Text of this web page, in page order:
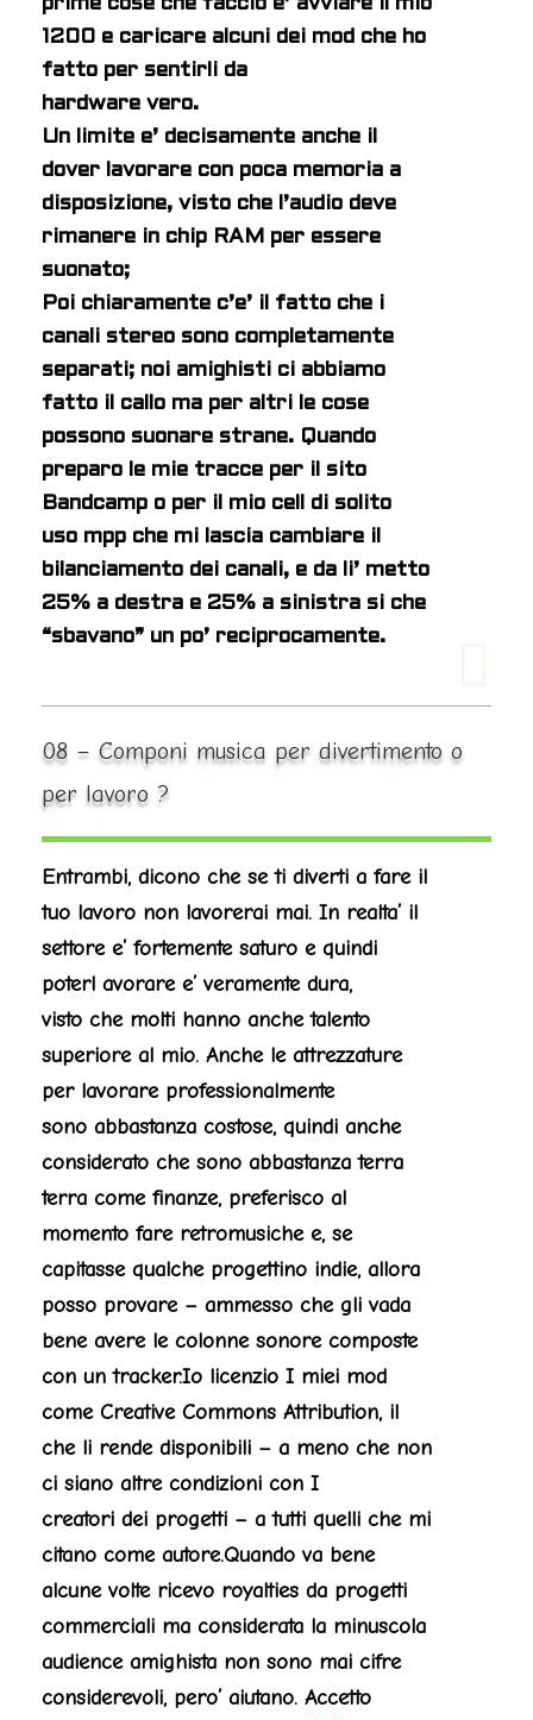
prime cose che faccio e’ avviare il mio
1200 e caricare alcuni dei mod che ho
fatto per sentirli da
hardware vero.
Un limite e’ decisamente anche il
dover lavorare con poca memoria a
disposizione, visto che l’audio deve
rimanere in chip RAM per essere
suonato;
Poi chiaramente c’e’ il fatto che i
canali stereo sono completamente
separati; noi amighisti ci abbiamo
fatto il callo ma per altri le cose
possono suonare strane. Quando
preparo le mie tracce per il sito
Bandcamp o per il mio cell di solito
uso mpp che mi lascia cambiare il
bilanciamento dei canali, e da li’ metto
25% a destra e 25% a sinistra si che
“sbavano” un po’ reciprocamente.
08 – Componi musica per divertimento o
per lavoro ?
Entrambi, dicono che se ti diverti a fare il
tuo lavoro non lavorerai mai. In realta’ il
settore e’ fortemente saturo e quindi
poterl avorare e’ veramente dura,
visto che molti hanno anche talento
superiore al mio. Anche le attrezzature
per lavorare professionalmente
sono abbastanza costose, quindi anche
considerato che sono abbastanza terra
terra come finanze, preferisco al
momento fare retromusiche e, se
capitasse qualche progettino indie, allora
posso provare – ammesso che gli vada
bene avere le colonne sonore composte
con un tracker.Io licenzio I miei mod
come Creative Commons Attribution, il
che li rende disponibili – a meno che non
ci siano altre condizioni con I
creatori dei progetti – a tutti quelli che mi
citano come autore.Quando va bene
alcune volte ricevo royalties da progetti
commerciali ma considerata la minuscola
audience amighista non sono mai cifre
considerevoli, pero’ aiutano. Accetto